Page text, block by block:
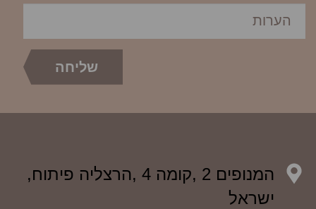
המנופים 2 ,קומה 4 ,הרצליה פיתוח,
ישראל